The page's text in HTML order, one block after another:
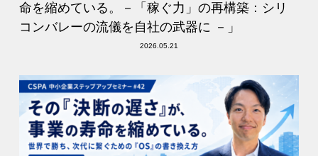
命を縮めている。－「稼ぐ力」の再構築：シリ
コンバレーの流儀を自社の武器に －」
2026.05.21